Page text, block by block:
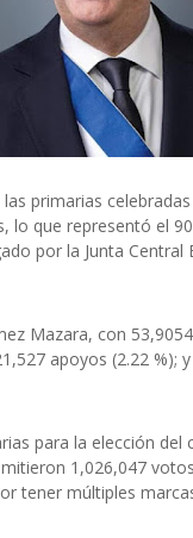
primarias
lo que representó el
por la Junta Central
Mazara, con
apoyos (2.22 %);
para la elección
1,026,047
tener múltiples